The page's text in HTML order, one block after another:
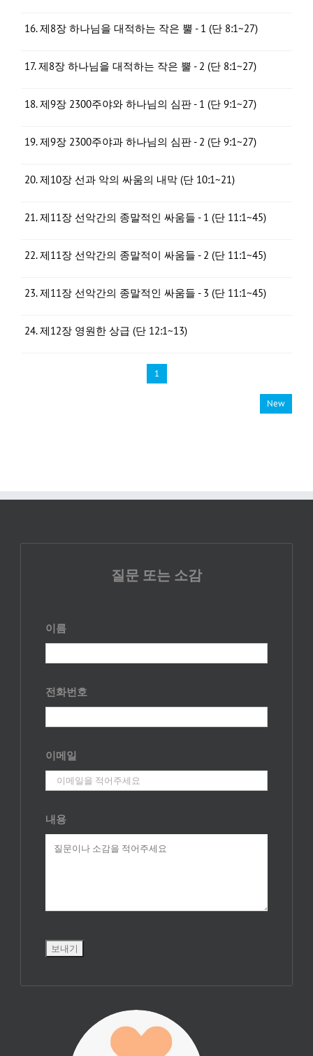
16. 제8장 하나님을 대적하는 작은 뿔 - 1 (단 8:1~27)
17. 제8장 하나님을 대적하는 작은 뿔 - 2 (단 8:1~27)
18. 제9장 2300주야와 하나님의 심판 - 1 (단 9:1~27)
19. 제9장 2300주야과 하나님의 심판 - 2 (단 9:1~27)
20. 제10장 선과 악의 싸움의 내막 (단 10:1~21)
21. 제11장 선악간의 종말적인 싸움들 - 1 (단 11:1~45)
22. 제11장 선악간의 종말적이 싸움들 - 2 (단 11:1~45)
23. 제11장 선악간의 종말적인 싸움들 - 3 (단 11:1~45)
24. 제12장 영원한 상급 (단 12:1~13)
1
New
질문 또는 소감
이름
전화번호
이메일
내용